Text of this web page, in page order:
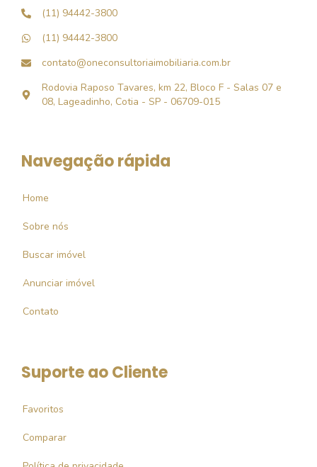
(11) 94442-3800
(11) 94442-3800
contato@oneconsultoriaimobiliaria.com.br
Rodovia Raposo Tavares, km 22, Bloco F - Salas 07 e
08, Lageadinho, Cotia - SP - 06709-015
Navegação rápida
Home
Sobre nós
Buscar imóvel
Anunciar imóvel
Contato
Suporte ao Cliente
Favoritos
Comparar